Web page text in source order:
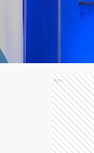
Ads